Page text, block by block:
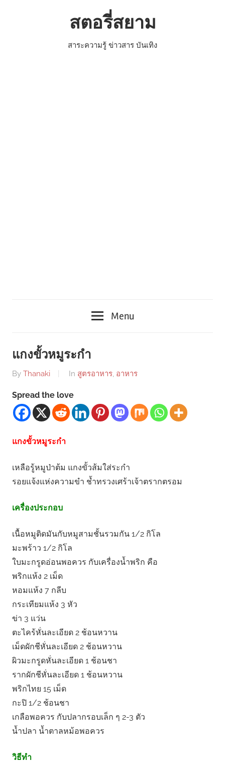
สตอรี่สยาม
สาระความรู้ ข่าวสาร บันเทิง
Menu
แกงขั้วหมูระกำ
By Thanaki In สูตรอาหาร, อาหาร
Spread the love
แกงขั้วหมูระกํา
เหลือรู้หมูป่าต้ม แกงขั้วส้มใส่ระกํา
รอยแจ้งแห่งความขำ ช้ำทรวงเศร้าเจ้าตรากตรอม
เครื่องประกอบ
เนื้อหมูติดมันกับหมูสามชั้นรวมกัน 1/2 กิโล
มะพร้าว 1/2 กิโล
ใบมะกรูดอ่อนพอควร กับเครื่องน้ำพริก คือ
พริกแห้ง 2 เม็ด
หอมแห้ง 7 กลีบ
กระเทียมแห้ง 3 หัว
ข่า 3 แว่น
ตะไคร้หั่นละเอียด 2 ช้อนหวาน
เม็ดผักชีหั่นละเอียด 2 ช้อนหวาน
ผิวมะกรูดหั่นละเอียด 1 ช้อนชา
รากผักชีหั่นละเอียด 1 ช้อนหวาน
พริกไทย 15 เม็ด
กะปิ 1/2 ช้อนชา
เกลือพอควร กับปลากรอบเล็ก ๆ 2-3 ตัว
น้ำปลา น้ำตาลหม้อพอควร
วิธีทำ